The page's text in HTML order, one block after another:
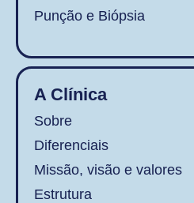
Punção e Biópsia
A Clínica
Sobre
Diferenciais
Missão, visão e valores
Estrutura